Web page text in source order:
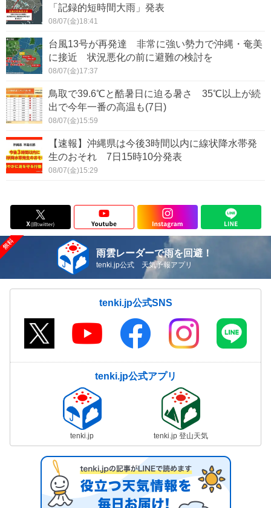
「記録的短時間大雨」発表
08/07(金)18:41
台風13号が再発達 非常に強い勢力で沖縄・奄美
に接近 状況悪化の前に避難の検討を
08/07(金)17:37
鳥取で39.6℃と酷暑日に迫る暑さ 35℃以上が続
出で今年一番の高温も(7日)
08/07(金)15:59
【速報】沖縄県は今後3時間以内に線状降水帯発
生のおそれ 7日15時10分発表
08/07(金)15:29
雨雲レーダーで雨を回避！
tenki.jp公式 天気予報アプリ
tenki.jp公式SNS
tenki.jp公式アプリ
tenki.jp tenki.jp 登山天気